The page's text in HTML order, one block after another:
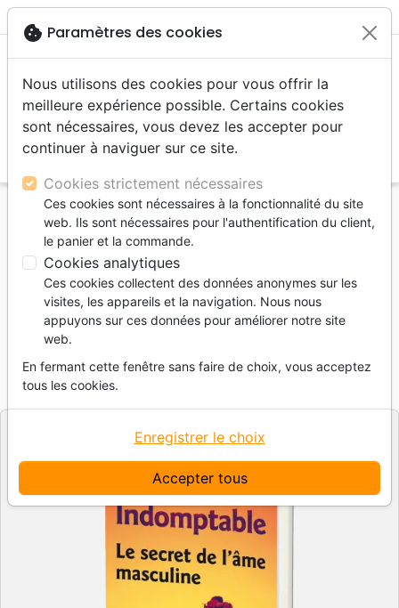
menu
Accueil Livres
Couple, famille, individu
INDOMPTABLE LE SECRET DE L'AME MASCULINE -
EDITION DE POCHE
INDOMPTABLE LE SECRET DE L'AME
MASCULINE - EDITION DE POCHE
John Eldredge
RéférenceFAR4534 EAN9782863145340
Editeur Farel
cookie Paramètres des cookies
Nous utilisons des cookies pour vous offrir la
meilleure expérience possible. Certains cookies
sont nécessaires, vous devez les accepter pour
continuer à naviguer sur ce site.
Cookies strictement nécessaires
Ces cookies sont nécessaires à la fonctionnalité du site
web. Ils sont nécessaires pour l'authentification du client,
le panier et la commande.
Cookies analytiques
Ces cookies collectent des données anonymes sur les
visites, les appareils et la navigation. Nous nous
appuyons sur ces données pour améliorer notre site
web.
En fermant cette fenêtre sans faire de choix, vous acceptez
tous les cookies.
Accepter tous
Enregistrer le choix